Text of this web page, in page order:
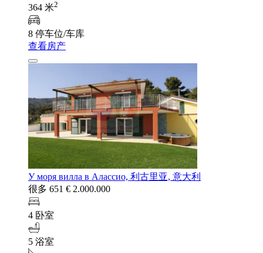
364 米2
8 停车位/车库
查看房产
У моря вилла в Алассио, 利古里亚, 意大利
很多 651 € 2.000.000
4 卧室
5 浴室